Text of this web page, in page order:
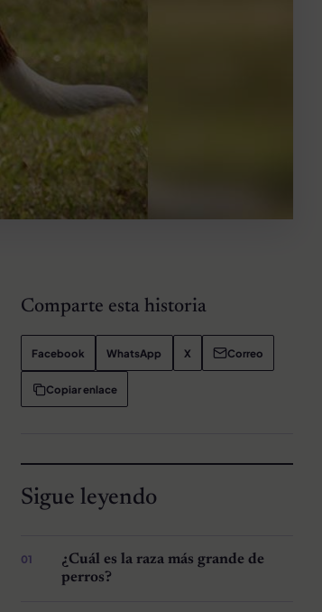
Comparte esta historia
Facebook WhatsApp X Correo
Copiar enlace
Sigue leyendo
¿Cuál es la raza más grande de
perros?